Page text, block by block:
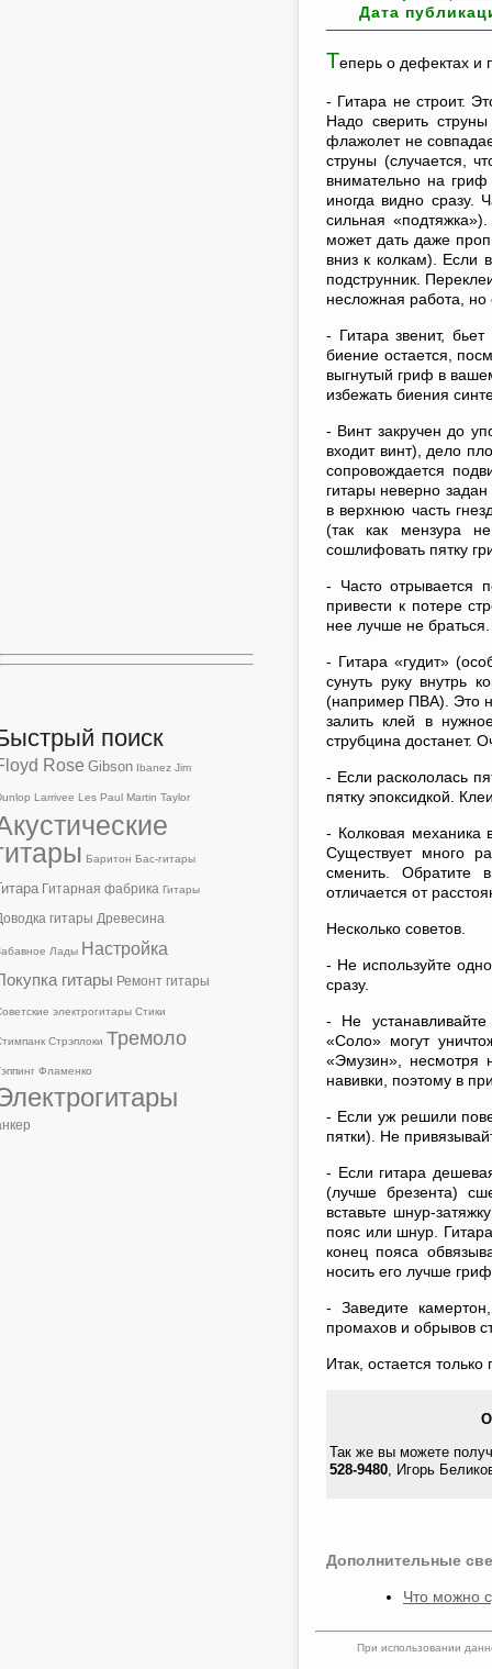
поиск
Rose Gibson Ibanez Jim
Larrivee Les Paul Martin Taylor
Баритон Бас-гитары
Гитарная фабрика Гитары
гитары Древесина
Лады Настройка
гитары Ремонт гитары
электрогитары Стики
Стрэплоки Тремоло
Фламенко
Дата
Теперь о дефектах и
- Гитара не строит.
Надо сверить
флажолет не
струны (случается,
внимательно на
иногда видно сразу.
сильная
может дать даже
вниз к колкам). Если
подструнник.
несложная работа, но
- Гитара звенит,
биение остается,
выгнутый гриф в
избежать биения
- Винт закручен до
входит винт), дело
сопровождается
гитары неверно
в верхнюю часть
(так как мензура
сошлифовать пятку
- Часто отрывается
привести к потере
нее лучше не браться.
- Гитара «гудит»
сунуть руку внутрь
(например ПВА). Это
залить клей в
струбцина достанет.
- Если раскололась
пятку эпоксидкой.
- Колковая механика
Существует много
сменить. Обратите
отличается от
Несколько советов.
- Не используйте
сразу.
- Не устанавливайте
«Соло» могут
«Эмузин», несмотря
навивки, поэтому в
- Если уж решили
пятки). Не
- Если гитара
(лучше брезента)
вставьте шнур-
пояс или шнур.
конец пояса
носить его лучше
- Заведите
промахов и обрывов
Итак, остается
Так же вы можете
528-9480, Игорь
Дополнительные
Что можно
При использовании